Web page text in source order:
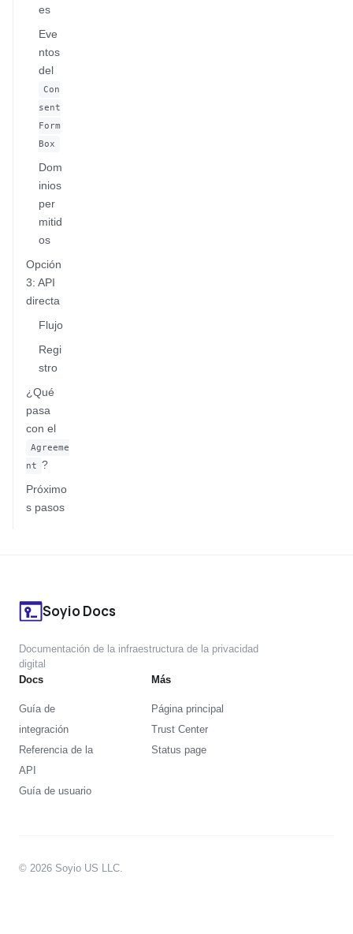
es
Eve
ntos
del
Con
sent
Form
Box
Dom
inios
per
mitid
os
Opción
3: API
directa
Flujo
Regi
stro
¿Qué
pasa
con el
Agreeme
nt ?
Próximo
s pasos
Soyio Docs
Documentación de la infraestructura de la privacidad
digital
Docs
Guía de
integración
Referencia de la
API
Guía de usuario
Más
Página principal
Trust Center
Status page
© 2026 Soyio US LLC.